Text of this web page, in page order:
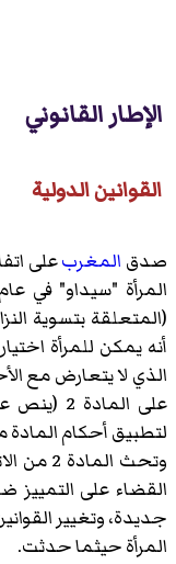
الإطار القانوني
القوانين الدولية
صدق المغربعلى
أنه يمكن للمرأة
الذي لا يتعارض مع
على
لتطبيق أحكام المادة
وتحث
القضاء على
جديدة، وتغيير
المرأة حيثما حدثت.